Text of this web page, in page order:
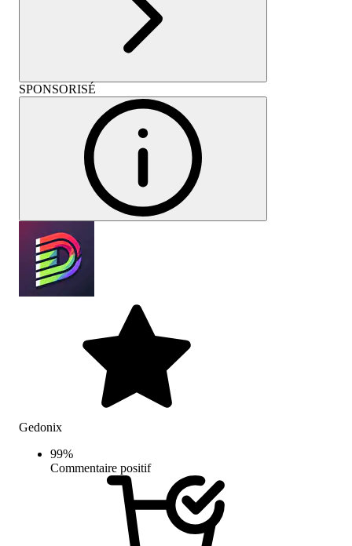
SPONSORISÉ
Gedonix
99%
Commentaire positif